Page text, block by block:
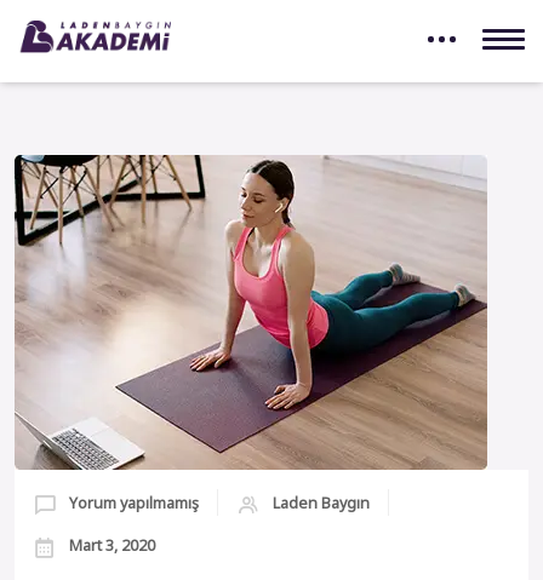
Yorum yapılmamış Laden Baygın
Mart 3, 2020